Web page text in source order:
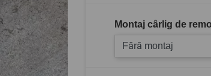
Montaj cârlig de
Fără montaj